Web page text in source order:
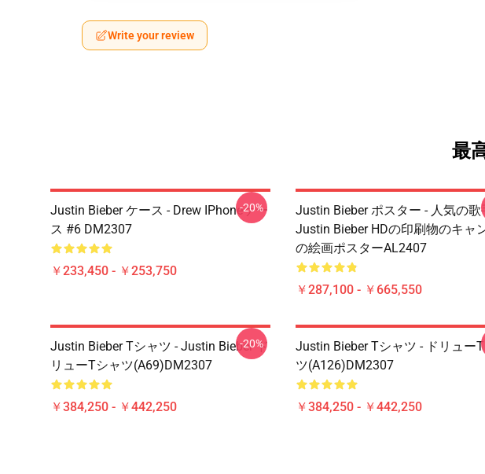
Write your review
最
Justin Bieber ケース - Drew IPhoneケー
ス #6 DM2307
￥233,450 - ￥253,750
-20%
Justin Bieber ポスター - 人気の歌
Justin Bieber HDの印刷物のキャ
の絵画ポスターAL2407
￥287,100 - ￥665,550
Justin Bieber Tシャツ - Justin Bieber ド
リューTシャツ(A69)DM2307
￥384,250 - ￥442,250
-20%
Justin Bieber Tシャツ - ドリュー
ツ(A126)DM2307
￥384,250 - ￥442,250